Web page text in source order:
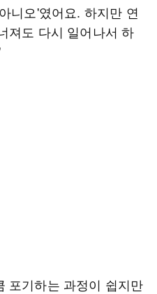
니오'였어요. 하지만 연
져도 다시 일어나서 하
포기하는 과정이 쉽지만